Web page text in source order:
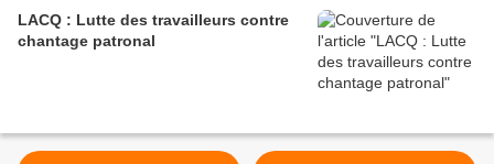
LACQ : Lutte des travailleurs contre
chantage patronal